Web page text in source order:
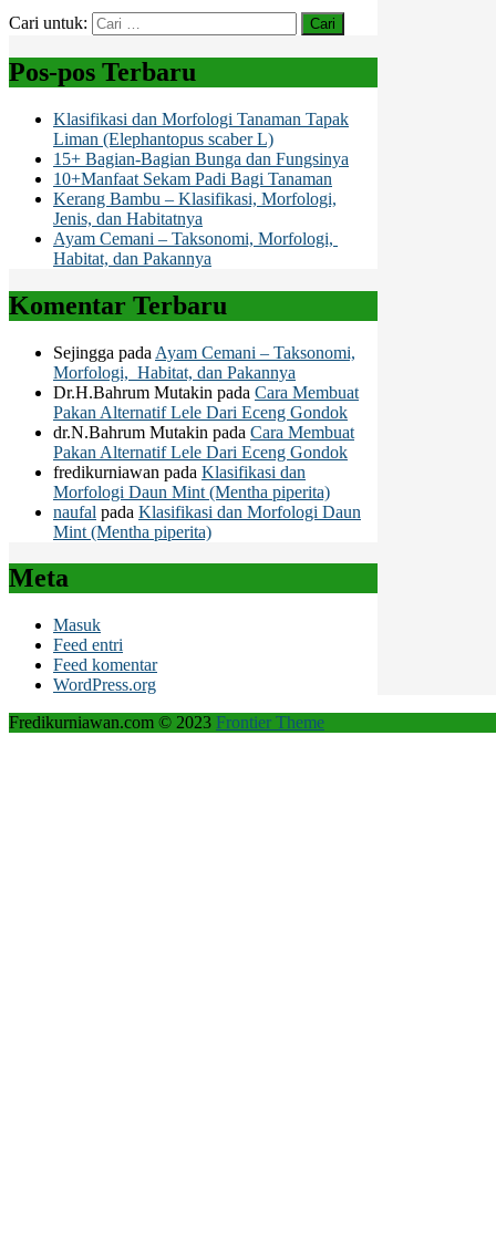
Cari untuk:
Pos-pos Terbaru
Klasifikasi dan Morfologi Tanaman Tapak
Liman (Elephantopus scaber L)
15+ Bagian-Bagian Bunga dan Fungsinya
10+Manfaat Sekam Padi Bagi Tanaman
Kerang Bambu – Klasifikasi, Morfologi,
Jenis, dan Habitatnya
Ayam Cemani – Taksonomi, Morfologi,
Habitat, dan Pakannya
Komentar Terbaru
Sejingga pada Ayam Cemani – Taksonomi,
Morfologi, Habitat, dan Pakannya
Dr.H.Bahrum Mutakin pada Cara Membuat
Pakan Alternatif Lele Dari Eceng Gondok
dr.N.Bahrum Mutakin pada Cara Membuat
Pakan Alternatif Lele Dari Eceng Gondok
fredikurniawan pada Klasifikasi dan
Morfologi Daun Mint (Mentha piperita)
naufal pada Klasifikasi dan Morfologi Daun
Mint (Mentha piperita)
Meta
Masuk
Feed entri
Feed komentar
WordPress.org
Fredikurniawan.com © 2023 Frontier Theme